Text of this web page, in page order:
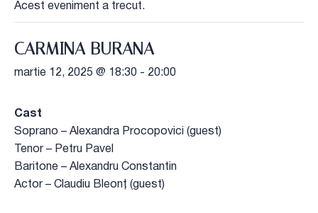
Resurse
Acest eveniment a trecut.
CARMINA BURANA
martie 12, 2025 @ 18:30 - 20:00
Cast
Soprano – Alexandra Procopovici (guest)
Tenor – Petru Pavel
Baritone – Alexandru Constantin
Actor – Claudiu Bleonț (guest)